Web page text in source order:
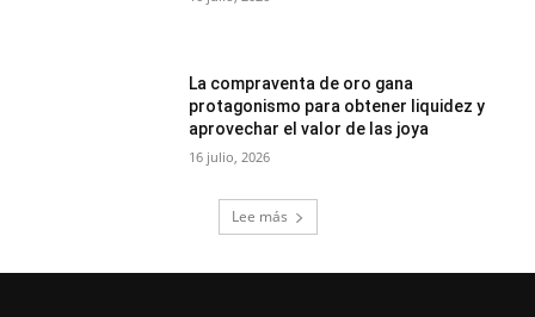
La compraventa de oro gana
protagonismo para obtener liquidez y
aprovechar el valor de las joya
16 julio, 2026
Lee más